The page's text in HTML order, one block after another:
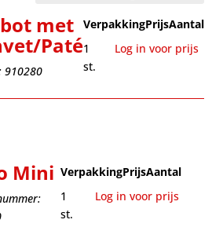
met
Paté
910280
VerpakkingPrijsAantal
1
st.
Log in voor prijs
Mini VerpakkingPrijsAantal
1
st.
Log in voor prijs